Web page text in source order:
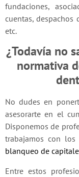
fundaciones,
cuentas, despachos
etc.
¿Todavía no
normativa
No dudes en
asesorarte en el
Disponemos de
trabajamos con los
blanqueo de
Entre estos